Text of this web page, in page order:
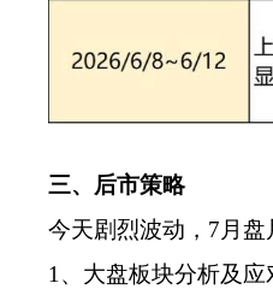
三、后市策略
今天剧烈波动，7月
1、大盘板块分析及应